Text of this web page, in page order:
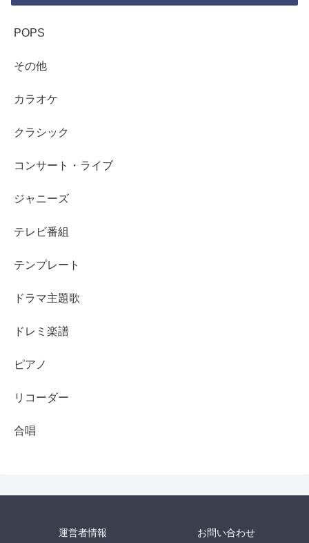
POPS
その他
カラオケ
クラシック
コンサート・ライブ
ジャニーズ
テレビ番組
テンプレート
ドラマ主題歌
ドレミ楽譜
ピアノ
リコーダー
合唱
運営者情報 お問い合わせ